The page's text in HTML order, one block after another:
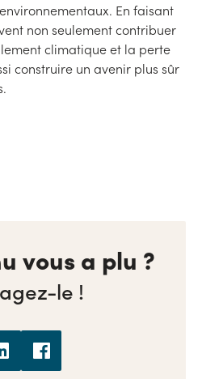
En faisant
non seulement contribuer
climatique et la perte
construire un avenir plus sûr
vous a plu ?
le !